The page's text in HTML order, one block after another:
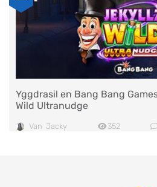
Yggdrasil en Bang Bang
Wild Ultranudge
Van Jacky 352